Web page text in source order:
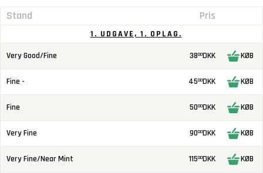
Stand Pris
1. UDGAVE, 1. OPLAG.
Very Good/Fine 3800DKK KØB
Fine - 4500DKK KØB
Fine 5000DKK KØB
Very Fine 9000DKK KØB
Very Fine/Near Mint 11500DKK KØB